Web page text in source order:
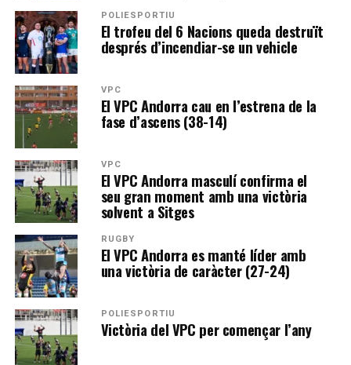
POLIESPORTIU
El trofeu del 6 Nacions queda destruït
després d’incendiar-se un vehicle
VPC
El VPC Andorra cau en l’estrena de la
fase d’ascens (38-14)
VPC
El VPC Andorra masculí confirma el
seu gran moment amb una victòria
solvent a Sitges
RUGBY
El VPC Andorra es manté líder amb
una victòria de caràcter (27-24)
POLIESPORTIU
Victòria del VPC per començar l’any